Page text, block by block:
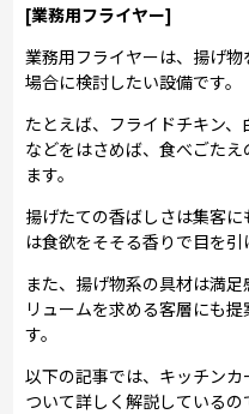
[業務用フライヤー]
業務用フライヤーは、揚げ
場合に検討したい設備です。
たとえば、フライドチキン
などをはさめば、食べごた
ます。
揚げたての香ばしさは集客
は食欲をそそる香りで目を引
また、揚げ物系の具材は満
リュームを求める客層にも
す。
以下の記事では、キッチン
ついて詳しく解説しているの